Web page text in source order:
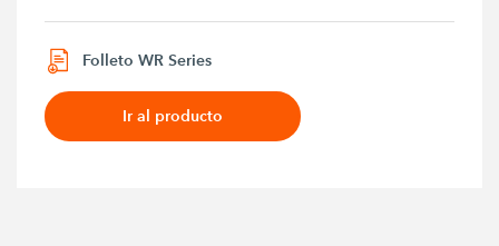
Folleto WR Series
Ir al producto